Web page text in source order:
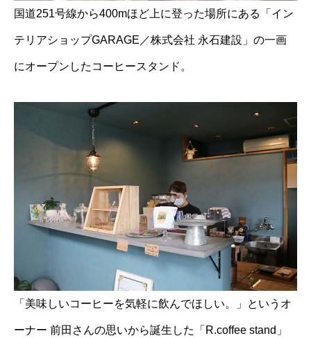
国道251号線から400mほど上に登った場所にある「イン
テリアショップGARAGE／株式会社 永石建設」の一画
にオープンしたコーヒースタンド。
「美味しいコーヒーを気軽に飲んでほしい。」というオ
ーナー 前田さんの思いから誕生した「R.coffee stand」